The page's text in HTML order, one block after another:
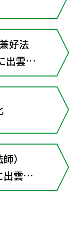
法
雲と
、弓射
「今
）
出雲と
，弓射